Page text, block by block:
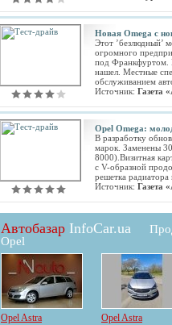
Новая Omega с
Этот ’безлюдный’
огромного
под Франкфуртом.
нашел. Местные
обслуживанием
Источник: Газета
Opel Omega:
В разработку
марок. Заменены
8000).Визитная
с V-образной
решетка
Источник: Газета
Автобазар InfoCar.ua
Opel
Opel Astra Opel Astra